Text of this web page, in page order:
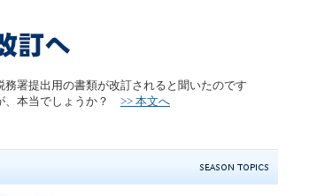
務署提出用の書類が改訂されると聞いたのです
、本当でしょうか？ >> 本文へ